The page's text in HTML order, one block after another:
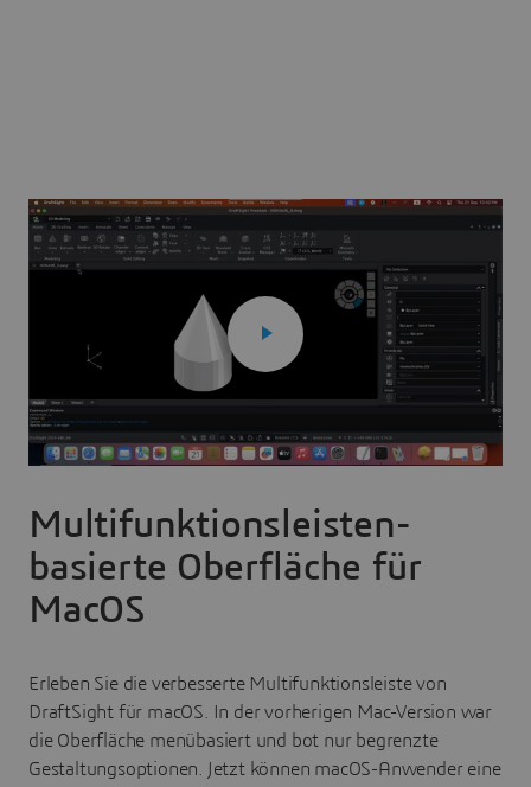
Multifunktionsleisten-
basierte Oberfläche für
MacOS
Erleben Sie die verbesserte Multifunktionsleiste von
DraftSight für macOS. In der vorherigen Mac-Version war
die Oberfläche menübasiert und bot nur begrenzte
Gestaltungsoptionen. Jetzt können macOS-Anwender eine